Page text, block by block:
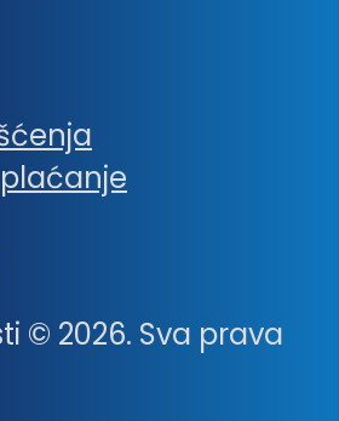
© 2026. Sva prava